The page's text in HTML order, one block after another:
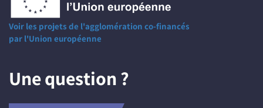
Voir les projets de l'agglomération co-financés
par l'Union européenne
Une question ?